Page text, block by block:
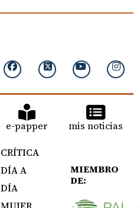
e-papper mis noticias
CRÍTICA
DÍA A
DÍA
MIEMBRO
DE: